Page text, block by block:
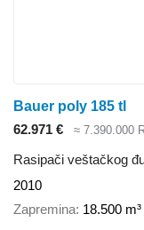
Bauer poly 185 tl
62.971 €
≈ 7.390.000
Rasipači veštačkog
2010
Zapremina 18.500 m³